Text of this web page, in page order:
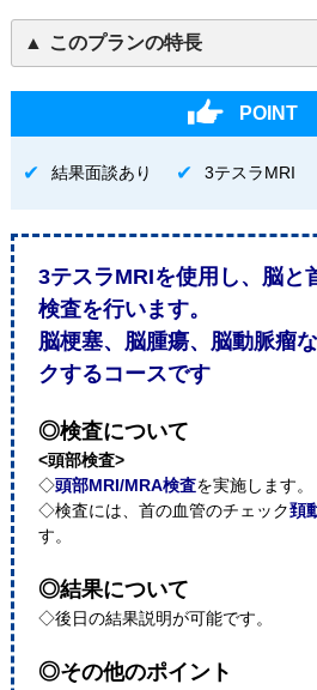
このプランの特長
POINT
結果面談あり 3テスラMRI
3テスラMRIを使用し、脳と
検査を行います。
脳梗塞、脳腫瘍、脳動脈瘤
クするコースです
◎検査について
<頭部検査>
◇頭部MRI/MRA検査を実施します。
◇検査には、首の血管のチェック頚
す。
◎結果について
◇後日の結果説明が可能です。
◎その他のポイント